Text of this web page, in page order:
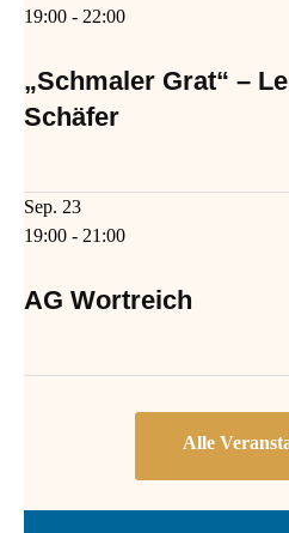
19:00 - 22:00
„Schmaler Grat“ –
Schäfer
Sep. 23
19:00 - 21:00
AG Wortreich